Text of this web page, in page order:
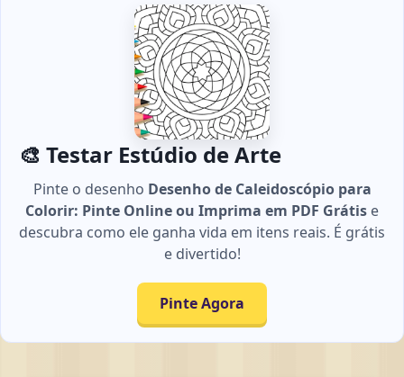
🎨 Testar Estúdio de Arte
Pinte o desenho Desenho de Caleidoscópio para
Colorir: Pinte Online ou Imprima em PDF Grátis e
descubra como ele ganha vida em itens reais. É grátis
e divertido!
Pinte Agora